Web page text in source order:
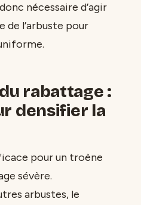
nécessaire d’agir
de l’arbuste pour
rabattage :
densifier la
pour un troène
sévère.
arbustes, le